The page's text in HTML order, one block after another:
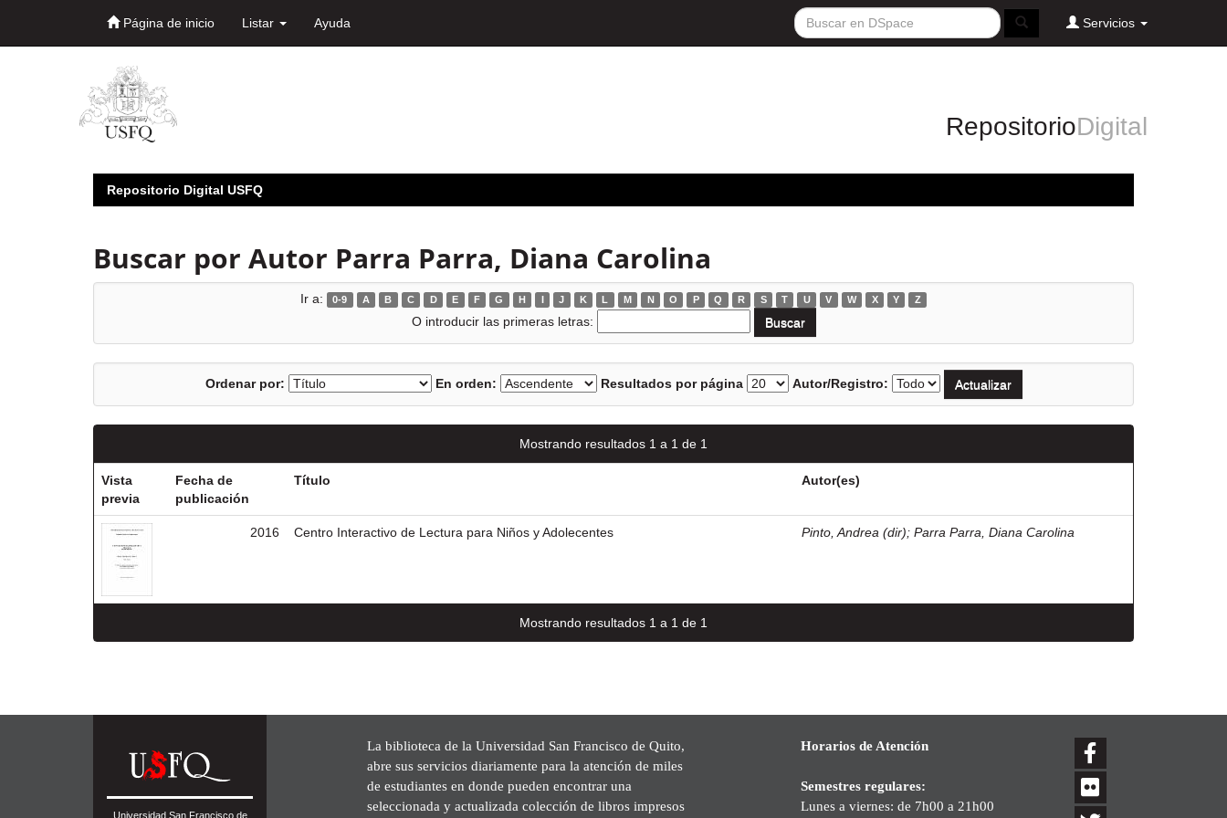
Página de inicio Listar Ayuda Servicios
RepositorioDigital
Repositorio Digital USFQ
Buscar por Autor Parra Parra, Diana Carolina
Ir a: 0-9 A B C D E F G H I J K L M N O P Q R S T U V W X Y Z
O introducir las primeras letras:
Ordenar por: En orden: Resultados por página Autor/Registro:
Mostrando resultados 1 a 1 de 1
Vista
previa
Fecha de
publicación
Título Autor(es)
2016 Centro Interactivo de Lectura para Niños y Adolecentes Pinto, Andrea (dir); Parra Parra, Diana Carolina
Mostrando resultados 1 a 1 de 1
Universidad San Francisco de
La biblioteca de la Universidad San Francisco de Quito,
abre sus servicios diariamente para la atención de miles
de estudiantes en donde pueden encontrar una
seleccionada y actualizada colección de libros impresos
Horarios de Atención
Semestres regulares:
Lunes a viernes: de 7h00 a 21h00